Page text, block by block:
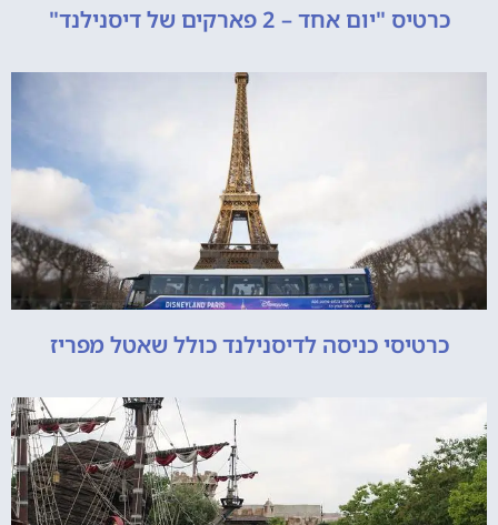
כרטיס "יום אחד – 2 פארקים של דיסנילנד"
כרטיסי כניסה לדיסנילנד כולל שאטל מפריז